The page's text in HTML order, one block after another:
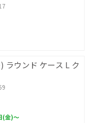
ラウンド ケース L ク
(金)～